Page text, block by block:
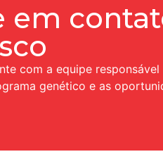
em
com a equipe
genético e as